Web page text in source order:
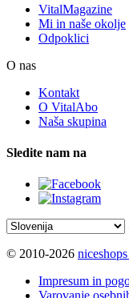
VitalMagazine
Mi in naše okolje
Odpoklici
O nas
Kontakt
O VitalAbo
Naša skupina
Sledite nam na
© 2010-2026
Impresum in